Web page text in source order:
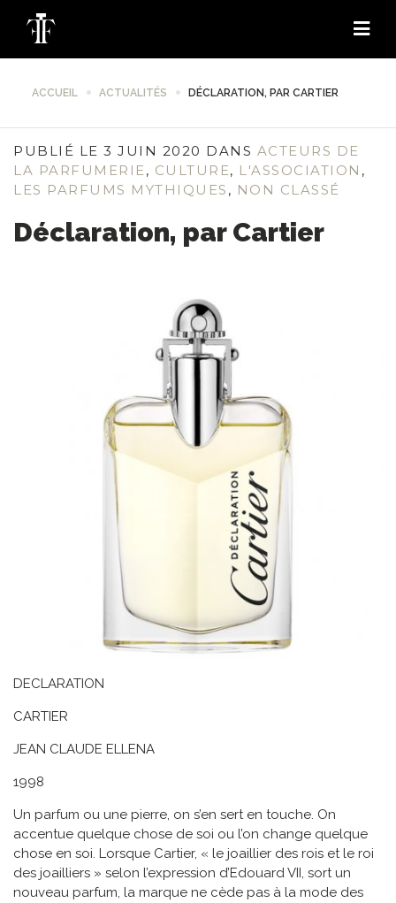
ACCUEIL ACTUALITÉS DÉCLARATION, PAR CARTIER
PUBLIÉ LE 3 JUIN 2020 DANS ACTEURS DE
LA PARFUMERIE, CULTURE, L'ASSOCIATION ,
LES PARFUMS MYTHIQUES , NON CLASSÉ
Déclaration, par Cartier
DECLARATION
CARTIER
JEAN CLAUDE ELLENA
1998
Un parfum ou une pierre, on s’en sert en touche. On
accentue quelque chose de soi ou l’on change quelque
chose en soi. Lorsque Cartier, « le joaillier des rois et le roi
des joailliers » selon l’expression d’Edouard VII, sort un
nouveau parfum, la marque ne cède pas à la mode des